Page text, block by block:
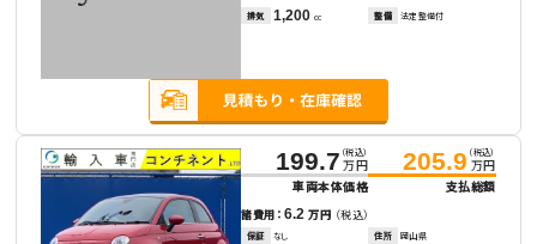
排気 1,200 cc 整備 法定整備付
199.7 （税込）
万円
車両本体価格
205.9 （税込）
万円
支払総額
諸費用：6.2万円 （税込）
保証 なし 住所 岡山県